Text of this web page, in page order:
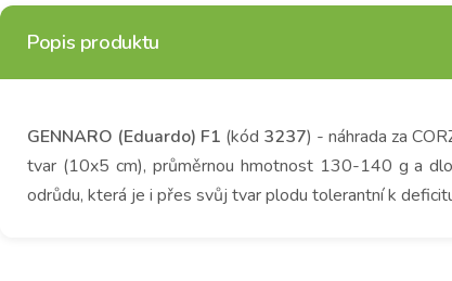
Popis produktu
GENNARO (Eduardo) F1 (kód 3237) - náhrada za
tvar (10x5 cm), průměrnou hmotnost 130-140 g a
odrůdu, která je i přes svůj tvar plodu tolerantní k